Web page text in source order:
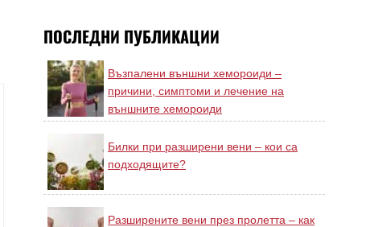
ПОСЛЕДНИ ПУБЛИКАЦИИ
Възпалени външни хемороиди –
причини, симптоми и лечение на
външните хемороиди
Билки при разширени вени – кои са
подходящите?
Разширените вени през пролетта – как